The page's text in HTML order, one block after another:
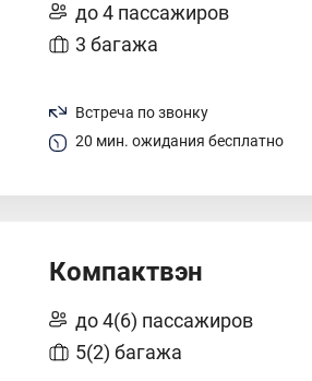
до 4 пассажиров
3 багажа
Встреча по звонку
20 мин. ожидания бесплатно
Компактвэн
до 4(6) пассажиров
5(2) багажа